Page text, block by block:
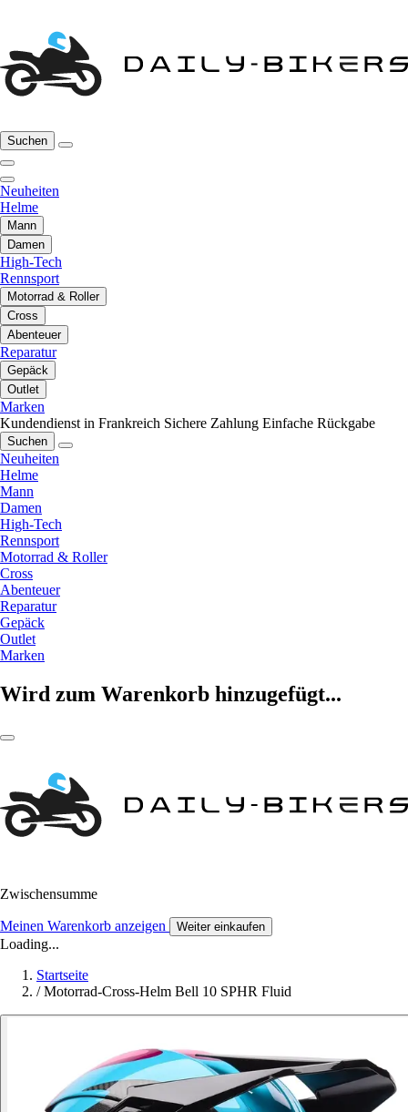
Suchen
Neuheiten
Helme
Mann
Damen
High-Tech
Rennsport
Motorrad & Roller
Cross
Abenteuer
Reparatur
Gepäck
Outlet
Marken
Kundendienst in Frankreich Sichere Zahlung Einfache Rückgabe
Suchen
Neuheiten
Helme
Mann
Damen
High-Tech
Rennsport
Motorrad & Roller
Cross
Abenteuer
Reparatur
Gepäck
Outlet
Marken
Wird zum Warenkorb hinzugefügt...
Zwischensumme
Meinen Warenkorb anzeigen Weiter einkaufen
Loading...
Startseite
/ Motorrad-Cross-Helm Bell 10 SPHR Fluid